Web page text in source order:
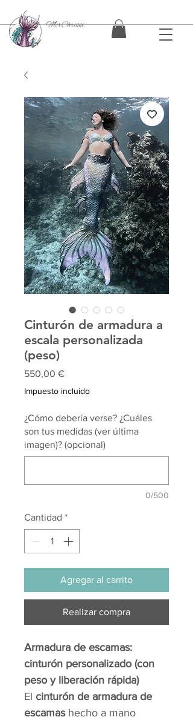
MerChrissi
Cinturón de armadura a
escala personalizada
(peso)
550,00 €Precio
Impuesto incluido
¿Cómo debería verse? ¿Cuáles
son tus medidas (ver última
imagen)? (opcional)
0/500
Cantidad *
Agregar al carrito
Realizar compra
Armadura de escamas:
cinturón personalizado (con
peso y liberación rápida)
El cinturón de armadura de
escamashecho a mano